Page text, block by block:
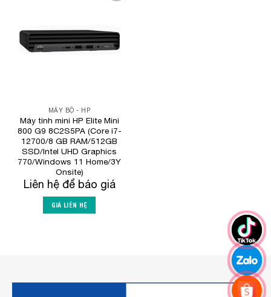
MÁY BỘ - HP
Máy tính mini HP Elite Mini
800 G9 8C2S5PA (Core i7-
12700/8 GB RAM/512GB
SSD/Intel UHD Graphics
770/Windows 11 Home/3Y
Onsite)
Liên hệ để báo giá
GIÁ LIÊN HỆ